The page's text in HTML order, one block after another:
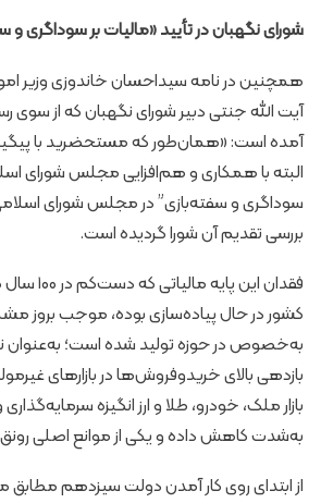
شورای نگهبان در تأیید «مالیات بر سوداگری و
همچنین در نامه سیداحسان خاندوزی وزیر
آیت الله جنتی دبیر شورای نگهبان که از سوی
آمده است: «همان‌طور که مستحضرید با
البته با همکاری و هم‌افزایی مجلس شورای
سوداگری و سفته‌بازی” در مجلس شورای
بررسی تقدیم آن شورا گردیده است.
کشور در حال پیاده‌سازی بوده، موجب بروز
به‌خصوص در حوزه تولید شده است؛ به‌عنوان
بازدهی بالای خریدوفروش‌ها در بازارهای
بازار ملک، خودرو، طلا و ارز انگیزه سرمایه‌گذاری
به‌شدت کاهش داده و یکی از موانع اصلی
از ابتدای روی کار آمدن دولت سیزدهم